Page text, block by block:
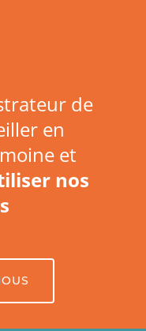
de
en
et
nos